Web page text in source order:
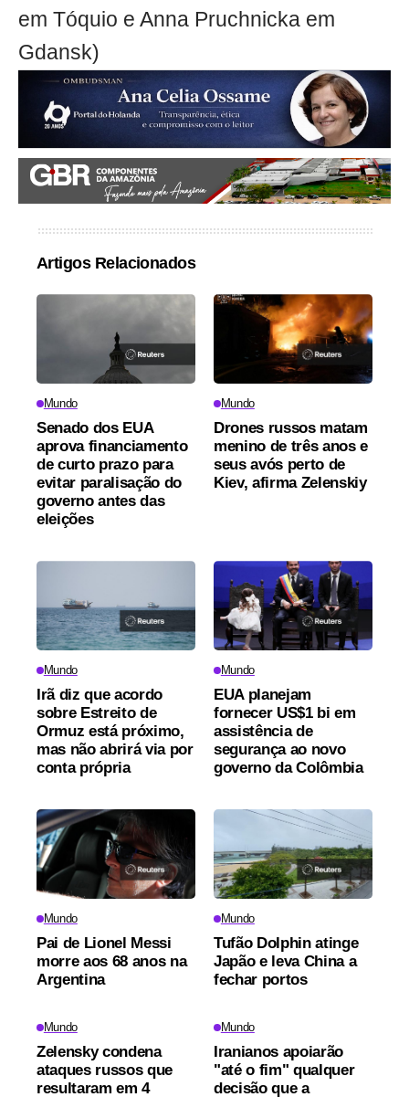
em Tóquio e Anna Pruchnicka em
Gdansk)
Artigos Relacionados
Mundo
Senado dos EUA
aprova financiamento
de curto prazo para
evitar paralisação do
governo antes das
eleições
Mundo
Drones russos matam
menino de três anos e
seus avós perto de
Kiev, afirma Zelenskiy
Mundo
Irã diz que acordo
sobre Estreito de
Ormuz está próximo,
mas não abrirá via por
conta própria
Mundo
EUA planejam
fornecer US$1 bi em
assistência de
segurança ao novo
governo da Colômbia
Mundo
Pai de Lionel Messi
morre aos 68 anos na
Argentina
Mundo
Tufão Dolphin atinge
Japão e leva China a
fechar portos
Mundo
Zelensky condena
ataques russos que
resultaram em 4
Mundo
Iranianos apoiarão
"até o fim" qualquer
decisão que a